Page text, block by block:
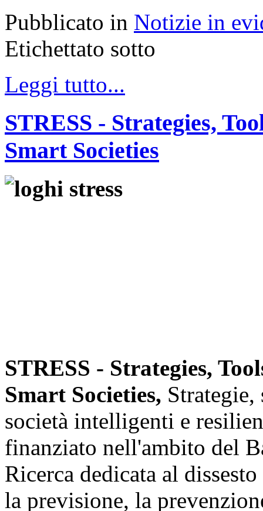
Pubblicato in Notizie in
Etichettato sotto
Leggi tutto...
STRESS - Strategies,
Smart Societies
STRESS - Strategies,
Smart Societies,
società intelligenti e
finanziato nell'ambito del
Ricerca dedicata al
la previsione, la